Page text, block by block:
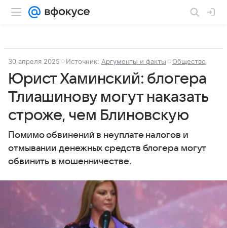
30 апреля 2025 Источник: Аргументы и факты Общество
Юрист Хаминский: блогера
Тлиашинову могут наказать
строже, чем Блиновскую
Помимо обвинений в неуплате налогов и
отмывании денежных средств блогера могут
обвинить в мошенничестве.